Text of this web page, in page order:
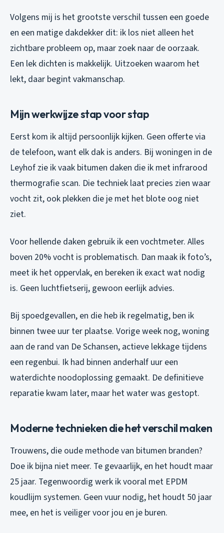
Volgens mij is het grootste verschil tussen een goede
en een matige dakdekker dit: ik los niet alleen het
zichtbare probleem op, maar zoek naar de oorzaak.
Een lek dichten is makkelijk. Uitzoeken waarom het
lekt, daar begint vakmanschap.
Mijn werkwijze stap voor stap
Eerst kom ik altijd persoonlijk kijken. Geen offerte via
de telefoon, want elk dak is anders. Bij woningen in de
Leyhof zie ik vaak bitumen daken die ik met infrarood
thermografie scan. Die techniek laat precies zien waar
vocht zit, ook plekken die je met het blote oog niet
ziet.
Voor hellende daken gebruik ik een vochtmeter. Alles
boven 20% vocht is problematisch. Dan maak ik foto’s,
meet ik het oppervlak, en bereken ik exact wat nodig
is. Geen luchtfietserij, gewoon eerlijk advies.
Bij spoedgevallen, en die heb ik regelmatig, ben ik
binnen twee uur ter plaatse. Vorige week nog, woning
aan de rand van De Schansen, actieve lekkage tijdens
een regenbui. Ik had binnen anderhalf uur een
waterdichte noodoplossing gemaakt. De definitieve
reparatie kwam later, maar het water was gestopt.
Moderne technieken die het verschil maken
Trouwens, die oude methode van bitumen branden?
Doe ik bijna niet meer. Te gevaarlijk, en het houdt maar
25 jaar. Tegenwoordig werk ik vooral met EPDM
koudlijm systemen. Geen vuur nodig, het houdt 50 jaar
mee, en het is veiliger voor jou en je buren.